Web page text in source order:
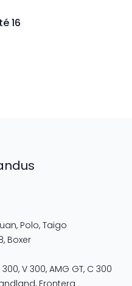
16
, Polo, Taigo
, Boxer
300, V 300, AMG GT, C 300
, Frontera